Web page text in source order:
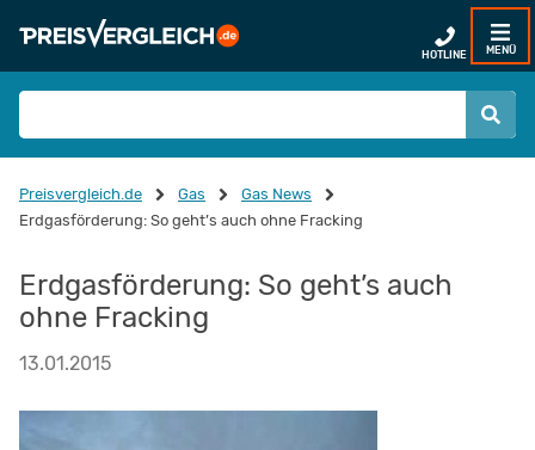
HOTLINE MENÜ
Preisvergleich.de Gas
Gas News
Erdgasförderung: So geht’s auch ohne Fracking
Erdgasförderung: So geht’s auch
ohne Fracking
13.01.2015